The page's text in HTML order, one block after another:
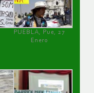
PUEBLA, Pue, 27
Enero